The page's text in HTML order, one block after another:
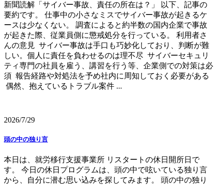
新聞読解「サイバー事故、責任の所在は？」 以下、記事の
要約です。 仕事中の小さなミスでサイバー事故が起きるケ
ースは少なくない。 調査によると約半数の国内企業で事故
が起きた際、従業員側に懲戒処分を行っている。 利用者さ
んの意見 サイバー事故は手口も巧妙化しており、判断が難
しい。個人に責任を負わせるのは理不尽 サイバーセキュリ
ティ専門の社員を雇う、講習を行う等、企業側での対策は必
須 報告経路や対処法を予め社内に周知しておく必要がある
偶然、抱えているトラブル案件 ...
2026/7/29
頭の中の独り言
本日は、就労移行支援事業所 リスタートの休日開所日で
す。 今日の休日プログラムは、頭の中で呟いている独り言
から、自分に潜む思い込みを探してみます。 頭の中の独り